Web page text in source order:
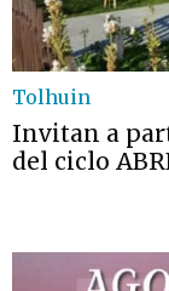
Tolhuin
Invitan a
del ciclo